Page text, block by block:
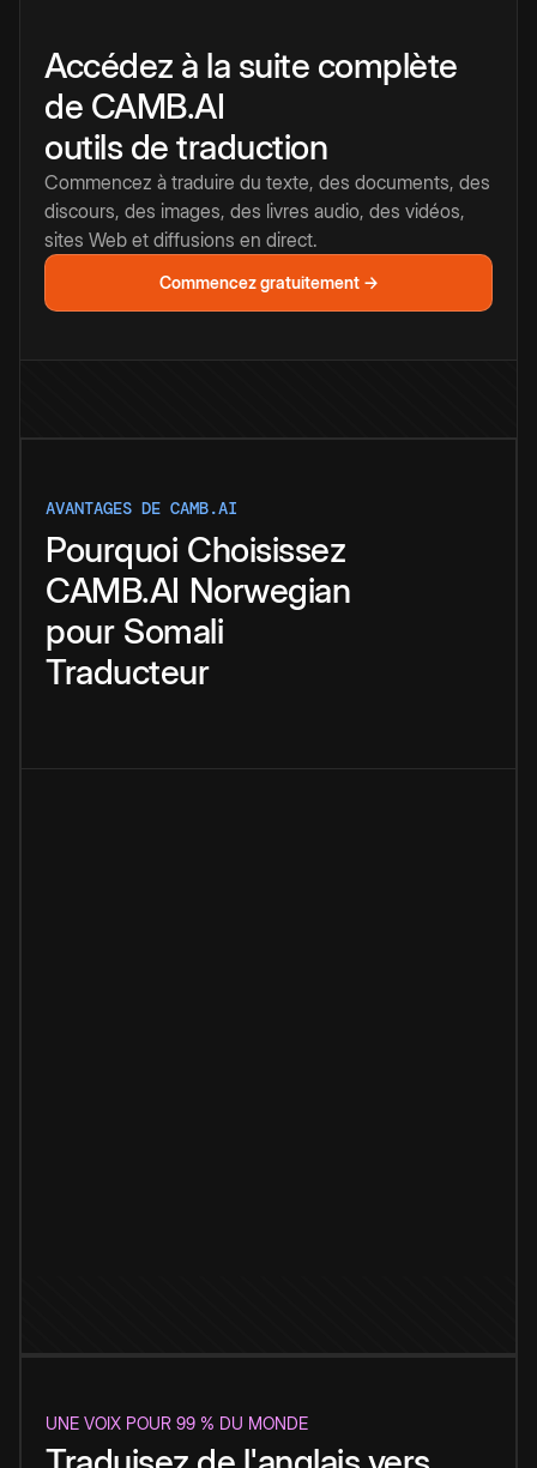
Accédez à la suite complète
de CAMB.AI
outils de traduction
Commencez à traduire du texte, des documents, des
discours, des images, des livres audio, des vidéos,
sites Web et diffusions en direct.
Commencez gratuitement →
AVANTAGES DE CAMB.AI
Pourquoi Choisissez
CAMB.AI Norwegian
pour Somali
Traducteur
UNE VOIX POUR 99 % DU MONDE